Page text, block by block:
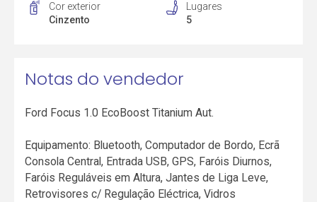
Cor exterior
Cinzento
Lugares
5
Notas do vendedor
Ford Focus 1.0 EcoBoost Titanium Aut.
Equipamento: Bluetooth, Computador de Bordo, Ecrã
Consola Central, Entrada USB, GPS, Faróis Diurnos,
Faróis Reguláveis em Altura, Jantes de Liga Leve,
Retrovisores c/ Regulação Eléctrica, Vidros